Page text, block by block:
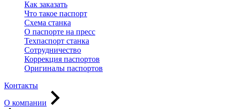
Как заказать
Что такое паспорт
Схема станка
О паспорте на пресс
Техпаспорт станка
Сотрудничество
Коррекция паспортов
Оригиналы паспортов
Контакты
О компании